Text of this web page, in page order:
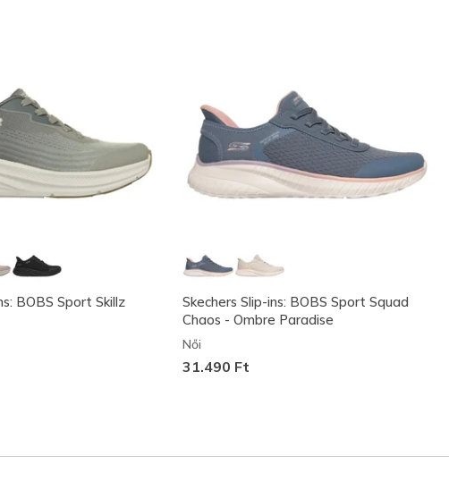
BOBS Sport Skillz
Skechers Slip-ins: BOBS Sport Squad
Chaos - Ombre Paradise
Női
31.490 Ft